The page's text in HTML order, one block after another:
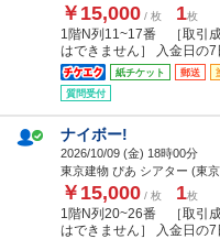
￥15,000 / 枚 1枚
1階N列11~17番 ［取引
はできません］ 入金日の
紙チケット 郵送
質問受付
ナイボー!
2026/10/09 (金) 18時00分
東京建物 ぴあ シアター (東
￥15,000 / 枚 1枚
1階N列20~26番 ［取引
はできません］ 入金日の